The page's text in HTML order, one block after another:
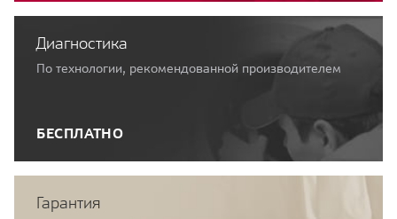
Диагностика
По технологии, рекомендованной производителем
БЕСПЛАТНО
Гарантия